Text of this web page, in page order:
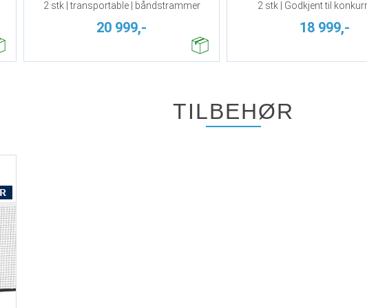
2 stk | transportable | båndstrammer
20 999,-
2 stk | Godkjent til
18 999,-
TILBEHØR